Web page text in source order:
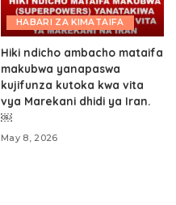
HABARI ZA KIMATAIFA
Hiki ndicho ambacho mataifa
makubwa yanapaswa
kujifunza kutoka kwa vita
vya Marekani dhidi ya Iran.
￼
May 8, 2026